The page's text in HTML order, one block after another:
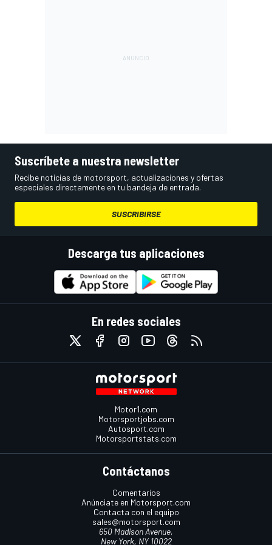
Suscríbete a nuestra newsletter
Recibe noticias de motorsport, actualizaciones y ofertas
especiales directamente en tu bandeja de entrada.
SUSCRIBIRSE
Descarga tus aplicaciones
En redes sociales
Motor1.com
Motorsportjobs.com
Autosport.com
Motorsportstats.com
Contáctanos
Comentarios
Anúnciate en Motorsport.com
Contacta con el equipo
sales@motorsport.com
650 Madison Avenue,
New York, NY 10022